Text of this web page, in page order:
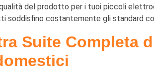
del prodotto per i tuoi piccoli
soddisfino costantemente gli standard
Suite Completa